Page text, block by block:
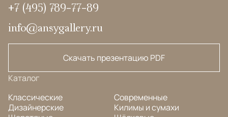
+7 (495) 789-77-89
info@ansygallery.ru
Скачать презентацию PDF
Каталог
Классические
Дизайнерские
Современные
Килимы и сумахи